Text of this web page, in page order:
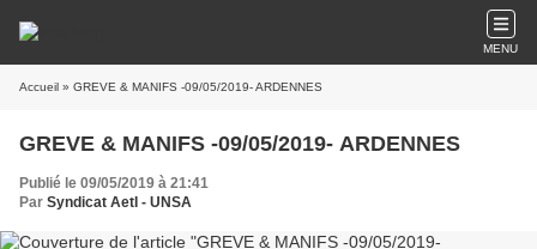
MENU
Accueil » GREVE & MANIFS -09/05/2019- ARDENNES
GREVE & MANIFS -09/05/2019- ARDENNES
Publié le 09/05/2019 à 21:41
Par Syndicat AetI - UNSA